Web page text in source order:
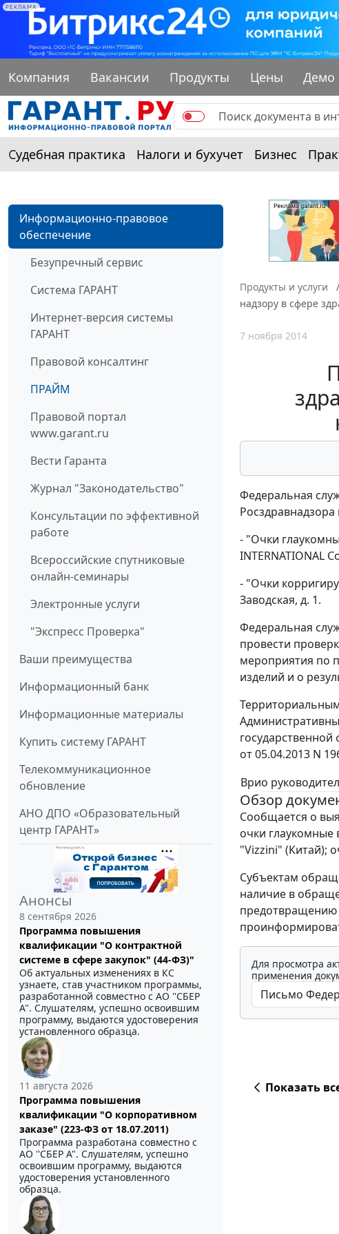
РЕКЛАМА
Компания Вакансии Продукты Цены Демо
Судебная практика Налоги и бухучет Бизнес
Информационно-правовое
обеспечение
Безупречный сервис
Система ГАРАНТ
Интернет-версия системы
ГАРАНТ
Правовой консалтинг
ПРАЙМ
Правовой портал
www.garant.ru
Вести Гаранта
Журнал "Законодательство"
Консультации по эффективной
работе
Всероссийские спутниковые
онлайн-семинары
Электронные услуги
"Экспресс Проверка"
Ваши преимущества
Информационный банк
Информационные материалы
Купить систему ГАРАНТ
Телекоммуникационное
обновление
АНО ДПО «Образовательный
центр ГАРАНТ»
Анонсы
8 сентября 2026
Программа повышения
квалификации "О контрактной
системе в сфере закупок" (44-ФЗ)"
Об актуальных изменениях в КС
узнаете, став участником программы,
разработанной совместно с АО ''СБЕР
А". Слушателям, успешно освоившим
программу, выдаются удостоверения
установленного образца.
11 августа 2026
Программа повышения
квалификации "О корпоративном
заказе" (223-ФЗ от 18.07.2011)
Программа разработана совместно с
АО ''СБЕР А". Слушателям, успешно
освоившим программу, выдаются
удостоверения установленного
образца.
Продукты и услуги
надзору в сфере
7 ноября 2014
Федеральная
- "Очки
INTERNATIONAL
- "Очки
Заводская, д. 1.
Федеральная
провести
мероприятия по
изделий и о
от 05.04.2013 N
Врио
Обзор
Сообщается о
очки глаукомные
"Vizzini" (Китай);
Субъектам
наличие в
предотвращению
Для просмотра
применения
Показать